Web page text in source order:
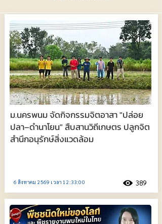
ม.นครพนม จัดกิจกรรมจิตอาสา "ปล่อย
ปลา–ดำนาโยน" สืบสานวิถีเกษตร ปลูกจิต
สำนึกอนุรักษ์สิ่งแวดล้อม
6 สิงหาคม 2569 เวลา 12:33:00 389